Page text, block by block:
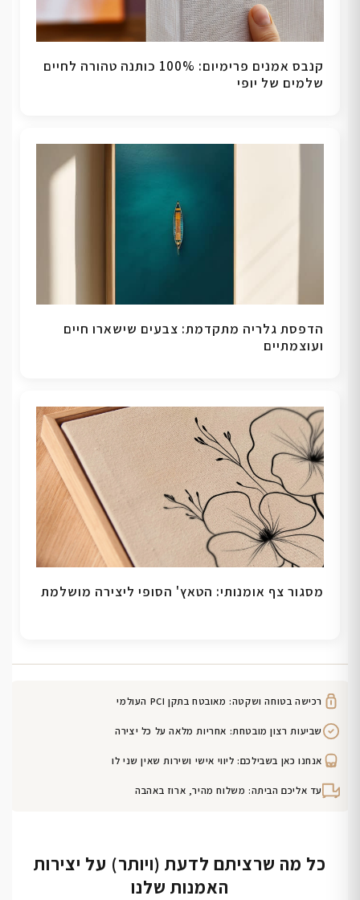
קנבס אמנים פרימיום: 100% כותנה טהורה לחיים
שלמים של יופי
הדפסת גלריה מתקדמת: צבעים שישארו חיים
ועוצמתיים
מסגור צף אומנותי: הטאץ' הסופי ליצירה מושלמת
רכישה בטוחה ושקטה: מאובטח בתקן PCI העולמי
שביעות רצון מובטחת: אחריות מלאה על כל יצירה
אנחנו כאן בשבילכם: ליווי אישי ושירות שאין שני לו
עד אליכם הביתה: משלוח מהיר, ארוז באהבה
כל מה שרציתם לדעת (ויותר) על יצירות
האמנות שלנו